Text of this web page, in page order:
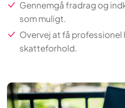
Gennemgå fradrag og
som muligt.
Overvej at få
skatteforhold.